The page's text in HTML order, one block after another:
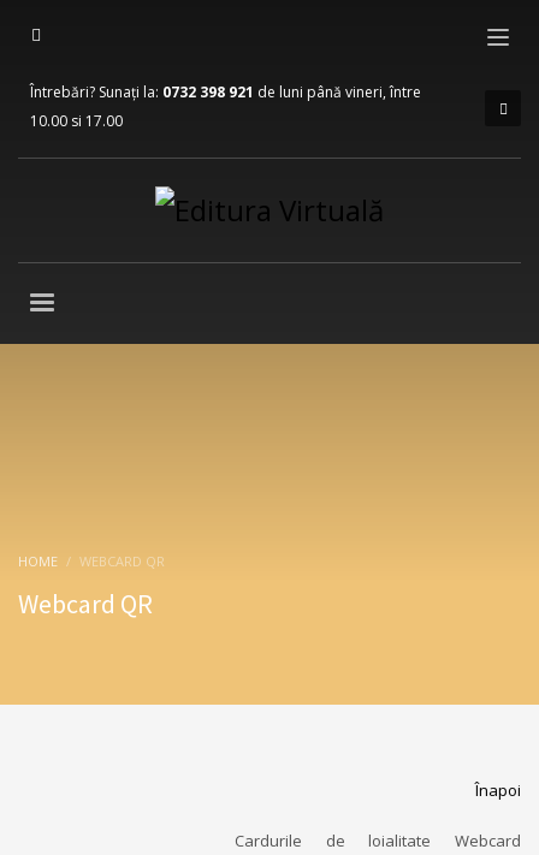
Întrebări? Sunați la: 0732 398 921 de luni până vineri, între
10.00 si 17.00
HOME WEBCARD QR
Webcard QR
Înapoi
Cardurile de loialitate Webcard